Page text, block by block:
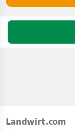
Landwirt.com